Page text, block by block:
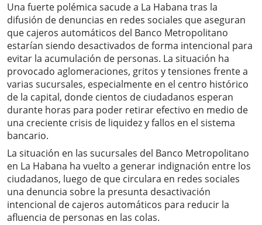
Una fuerte polémica sacude a La Habana tras la
difusión de denuncias en redes sociales que aseguran
que cajeros automáticos del Banco Metropolitano
estarían siendo desactivados de forma intencional para
evitar la acumulación de personas. La situación ha
provocado aglomeraciones, gritos y tensiones frente a
varias sucursales, especialmente en el centro histórico
de la capital, donde cientos de ciudadanos esperan
durante horas para poder retirar efectivo en medio de
una creciente crisis de liquidez y fallos en el sistema
bancario.
La situación en las sucursales del Banco Metropolitano
en La Habana ha vuelto a generar indignación entre los
ciudadanos, luego de que circulara en redes sociales
una denuncia sobre la presunta desactivación
intencional de cajeros automáticos para reducir la
afluencia de personas en las colas.